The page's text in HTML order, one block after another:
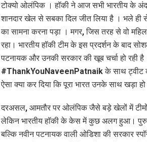
टोक्यो ओलंपिक । हॉकी ने आज सभी भारतीय के
शानदार खेल से सबका दिल जीत लिया है । भले ही
का सामना करना पड़ा । मगर, जिस तरह से वो
रहा। भारतीय हॉकी टीम के इस प्रदर्शन के बाद
पटनायक और उनकी सरकार की खूब चर्चा हो रही
#ThankYouNaveenPatnaik के साथ ट्वीट
ऐसा क्‍या कर दिया कि पूरा भारत उनके साथ खड़ा हो
दरअसल, आमतौर पर ओलंपिक जैसे बड़े खेलों में टीमों
लेकिन भारतीय हॉकी के केस में कुछ अलग हुआ। पुरुष
बल्कि नवीन पटनायक वाली ओडिशा की सरकार